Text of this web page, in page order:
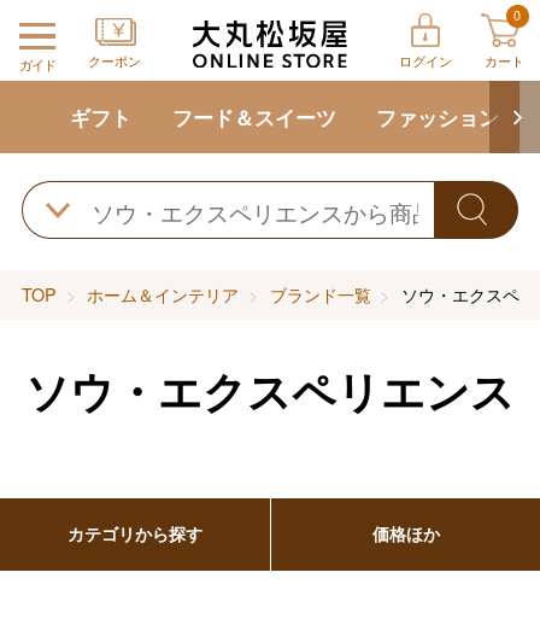
ガイド クーポン ログイン
0
カート
ギフト フード＆スイーツ ファッション
TOP ホーム＆インテリア ブランド一覧 ソウ・エクスペ
ソウ・エクスペリエンス
カテゴリから探す 価格ほか